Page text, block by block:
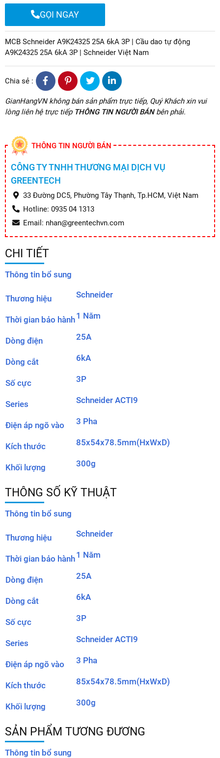
GỌI NGAY
MCB Schneider A9K24325 25A 6kA 3P | Cầu dao tự động
A9K24325 25A 6kA 3P | Schneider Việt Nam
Chia sẻ :
GianHangVN không bán sản phẩm trực tiếp, Quý Khách xin vui
lòng liên hệ trực tiếp THÔNG TIN NGƯỜI BÁNbên phải.
THÔNG TIN NGƯỜI BÁN
CÔNG TY TNHH THƯƠNG MẠI DỊCH VỤ
GREENTECH
33 Đường DC5, Phường Tây Thạnh, Tp.HCM, Việt Nam
Hotline: 0935 04 1313
Email: nhan@greentechvn.com
CHI TIẾT
Thông tin bổ sung
Thương hiệu Schneider
Thời gian bảo hành1 Năm
Dòng điện 25A
Dòng cắt 6kA
Số cực 3P
Series Schneider ACTI9
Điện áp ngõ vào 3 Pha
Kích thước 85x54x78.5mm(HxWxD)
Khối lượng 300g
THÔNG SỐ KỸ THUẬT
Thông tin bổ sung
Thương hiệu Schneider
Thời gian bảo hành1 Năm
Dòng điện 25A
Dòng cắt 6kA
Số cực 3P
Series Schneider ACTI9
Điện áp ngõ vào 3 Pha
Kích thước 85x54x78.5mm(HxWxD)
Khối lượng 300g
SẢN PHẨM TƯƠNG ĐƯƠNG
Thông tin bổ sung